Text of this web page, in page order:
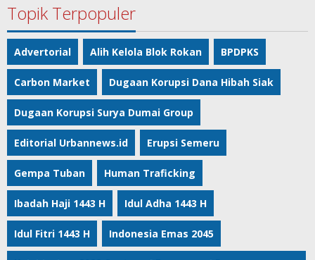
Topik Terpopuler
Advertorial Alih Kelola Blok Rokan BPDPKS
Carbon Market Dugaan Korupsi Dana Hibah Siak
Dugaan Korupsi Surya Dumai Group
Editorial Urbannews.id Erupsi Semeru
Gempa Tuban Human Traficking
Ibadah Haji 1443 H Idul Adha 1443 H
Idul Fitri 1443 H Indonesia Emas 2045